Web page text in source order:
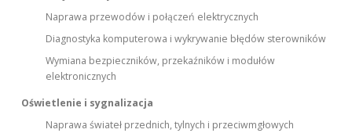
Naprawa przewodów i połączeń elektrycznych
Diagnostyka komputerowa i wykrywanie błędów sterowników
Wymiana bezpieczników, przekaźników i modułów
elektronicznych
Oświetlenie i sygnalizacja
Naprawa świateł przednich, tylnych i przeciwmgłowych